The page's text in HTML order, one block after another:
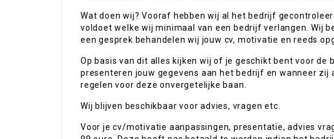
Wat doen wij? Vooraf hebben wij al het bedrijf
voldoet welke wij minimaal van een bedrijf verlangen. Wij
een gesprek behandelen wij jouw cv, motivatie en reeds
Op basis van dit alles kijken wij of je geschikt bent voor de
presenteren jouw gegevens aan het bedrijf en wanneer zij
regelen voor deze onvergetelijke baan.
Wij blijven beschikbaar voor advies, vragen etc.
Voor je cv/motivatie aanpassingen, presentatie, advies